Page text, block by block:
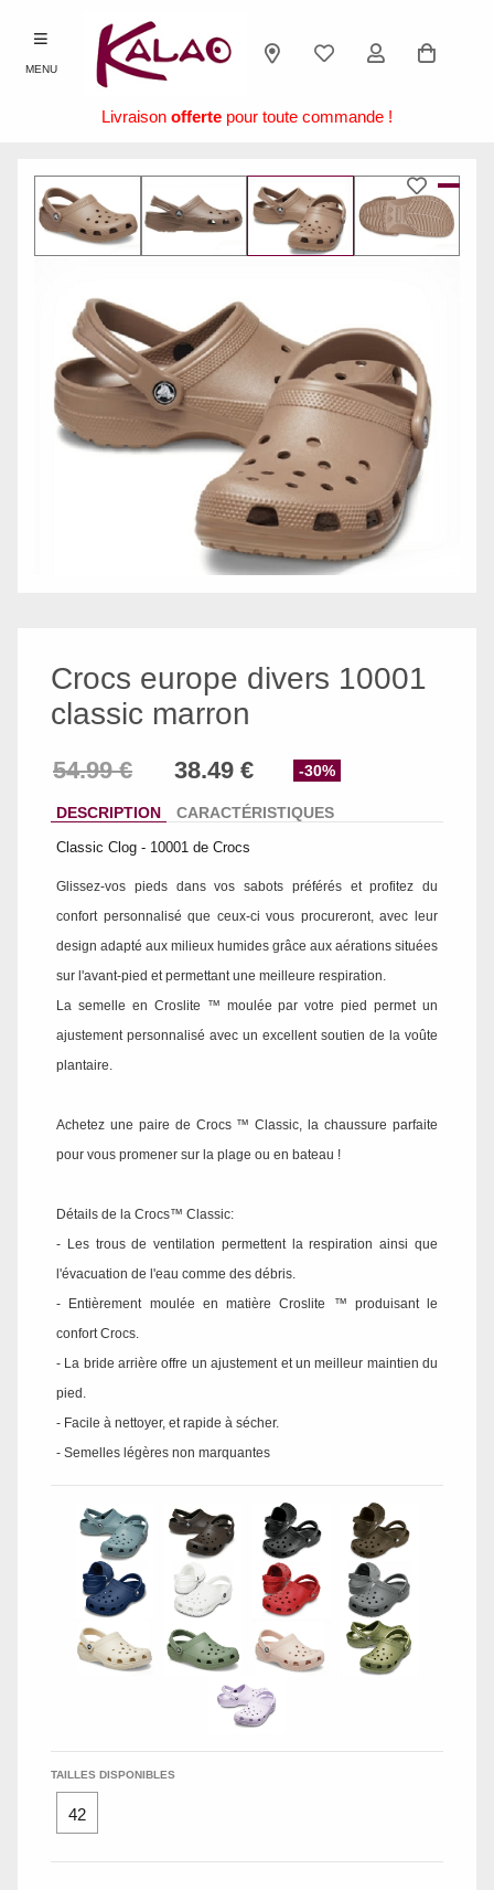
MENU
Livraison offerte pour toute commande !
Crocs europe divers 10001
classic marron
-30%
DESCRIPTION CARACTÉRISTIQUES
Classic Clog - 10001 de Crocs
Glissez-vos pieds dans vos sabots préférés et profitez du
confort personnalisé que ceux-ci vous procureront, avec leur
design adapté aux milieux humides grâce aux aérations situées
sur l'avant-pied et permettant une meilleure respiration.
La semelle en Croslite ™ moulée par votre pied permet un
ajustement personnalisé avec un excellent soutien de la voûte
plantaire.
Achetez une paire de Crocs ™ Classic, la chaussure parfaite
pour vous promener sur la plage ou en bateau !
Détails de la Crocs™ Classic:
- Les trous de ventilation permettent la respiration ainsi que
l'évacuation de l'eau comme des débris.
- Entièrement moulée en matière Croslite ™ produisant le
confort Crocs.
- La bride arrière offre un ajustement et un meilleur maintien du
pied.
- Facile à nettoyer, et rapide à sécher.
- Semelles légères non marquantes
TAILLES DISPONIBLES
42